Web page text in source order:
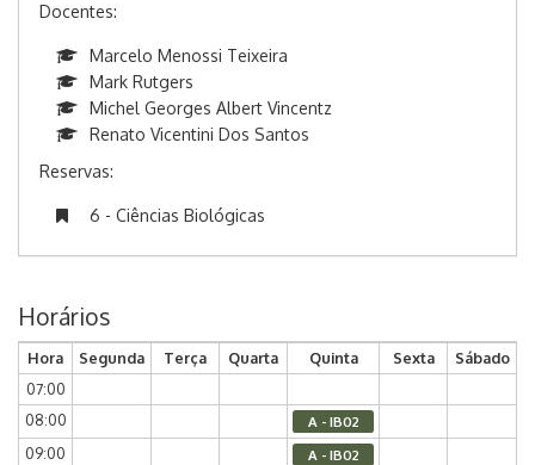
Docentes:
Marcelo Menossi Teixeira
Mark Rutgers
Michel Georges Albert Vincentz
Renato Vicentini Dos Santos
Reservas:
6 - Ciências Biológicas
Horários
Hora Segunda Terça Quarta Quinta Sexta
Sábado
07:00
08:00
A - IB02
09:00 A - IB02